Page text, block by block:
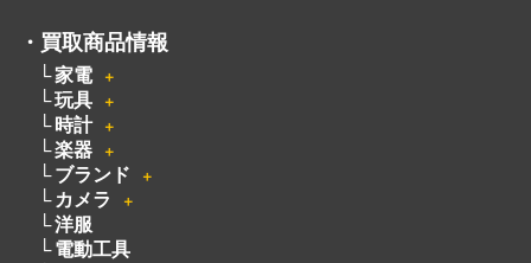
・ 買取商品情報
家電 ＋
玩具 ＋
時計 ＋
楽器 ＋
ブランド ＋
カメラ ＋
洋服
電動工具